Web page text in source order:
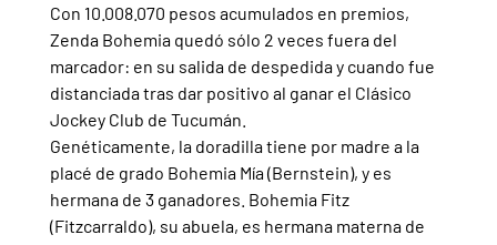
Con 10.008.070 pesos acumulados en premios,
Zenda Bohemia quedó sólo 2 veces fuera del
marcador: en su salida de despedida y cuando fue
distanciada tras dar positivo al ganar el Clásico
Jockey Club de Tucumán.
Genéticamente, la doradilla tiene por madre a la
placé de grado Bohemia Mía (Bernstein), y es
hermana de 3 ganadores. Bohemia Fitz
(Fitzcarraldo), su abuela, es hermana materna de